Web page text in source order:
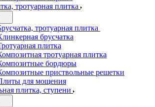
тротуарная плитка
тротуарная плитка
брусчатка
плитка
тротуарная плитка
бордюры
приствольные решетки
для мощения
плитка, ступени